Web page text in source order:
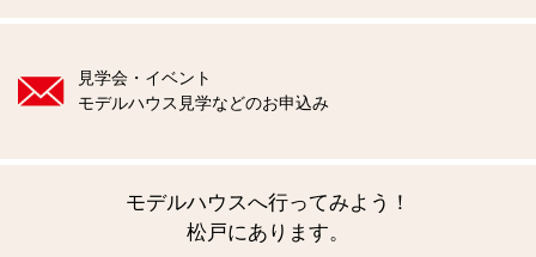
見学会・イベント
モデルハウス見学などのお申込み
モデルハウスへ行ってみよう！
松戸にあります。